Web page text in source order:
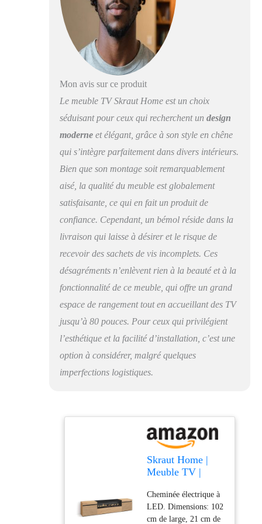
hauteur, 35 cm. de
profondeur. Couleur
chêne et noir avec un
veinage du bois poreux
au touché de haute
avec porte, grande
capacité de rangement.
module: 51 cm. de
largeur, 45 cm. de
hauteur, 35 cm. de
chêne et noir avec un
veinage du bois poreux
qualité. Montage facile
: les meubles Skraut
Home sont faciles à
instructions claires et
détaillées. Aucun outil
spécial n'est nécessaire
et vous pouvez profiter
de votre nouveau
meuble en un temps
produits Skraut Home
sont garantis 2 ans et
rechange. La cheminée
électrique fonctionne
en étant branchée à
l'électricité, elle
n'utilise pas de piles.
La télécommande
nécessite des piles, qui
ne sont pas incluses.
Mon avis sur ce produit
Le meuble TV Skraut Home est un choix
séduisant pour ceux qui recherchent un design
moderneet élégant, grâce à son style en chêne
qui s’intègre parfaitement dans divers intérieurs.
Bien que son montage soit remarquablement
aisé, la qualité du meuble est globalement
satisfaisante, ce qui en fait un produit de
confiance. Cependant, un bémol réside dans la
livraison qui laisse à désirer et le risque de
recevoir des sachets de vis incomplets. Ces
désagréments n’enlèvent rien à la beauté et à la
fonctionnalité de ce meuble, qui offre un grand
espace de rangement tout en accueillant des TV
jusqu’à 80 pouces. Pour ceux qui privilégient
l’esthétique et la facilité d’installation, c’est une
option à considérer, malgré quelques
imperfections logistiques.
Skraut Home |
Meuble TV |
Grand Espace de
Rangement |
200x45x35cm |
Cheminée électrique à
LED. Dimensions: 102
cm de large, 21 cm de